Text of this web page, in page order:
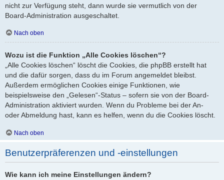
nicht zur Verfügung steht, dann wurde sie vermutlich von der
Board-Administration ausgeschaltet.
Nach oben
Wozu ist die Funktion „Alle Cookies löschen“?
„Alle Cookies löschen“ löscht die Cookies, die phpBB erstellt hat
und die dafür sorgen, dass du im Forum angemeldet bleibst.
Außerdem ermöglichen Cookies einige Funktionen, wie
beispielsweise den „Gelesen“-Status – sofern sie von der Board-
Administration aktiviert wurden. Wenn du Probleme bei der An-
oder Abmeldung hast, kann es helfen, wenn du die Cookies löscht.
Nach oben
Benutzerpräferenzen und -einstellungen
Wie kann ich meine Einstellungen ändern?